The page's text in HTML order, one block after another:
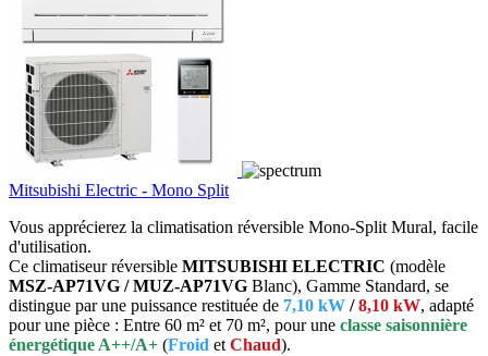
Mitsubishi Electric - Mono Split
Vous apprécierez la climatisation réversible Mono-Split Mural, facile
d'utilisation.
Ce climatiseur réversible MITSUBISHI ELECTRIC (modèle
MSZ-AP71VG / MUZ-AP71VG Blanc), Gamme Standard, se
distingue par une puissance restituée de 7,10 kW /8,10 kW, adapté
pour une pièce : Entre 60 m² et 70 m², pour une classe saisonnière
énergétique A++/A+ (Froid et Chaud).